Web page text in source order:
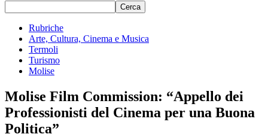
Rubriche
Arte, Cultura, Cinema e Musica
Termoli
Turismo
Molise
Molise Film Commission: “Appello dei
Professionisti del Cinema per una Buona
Politica”